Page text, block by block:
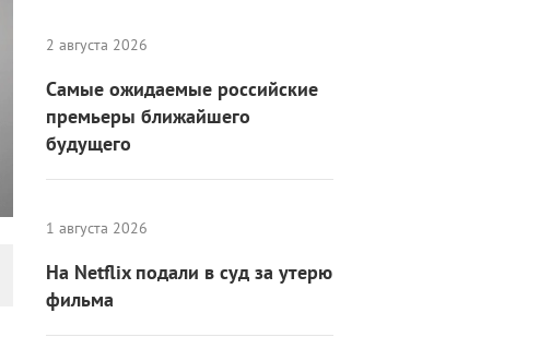
2 августа 2026
Самые ожидаемые российские
премьеры ближайшего
будущего
1 августа 2026
На Netflix подали в суд за утерю
фильма